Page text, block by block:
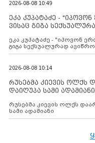
შეწყვეტის შეთანხმებას.
ოკუპირებულ რეგიონებში,
მილიტარიზაციის
დგამს ნაბიჯებს მათი
2026-08-08 10:49
ეკა კუპატაძე -
ვისაც გიგა
ეკა კუპატაძე - "იპოვონ
გიგა სექსუალურად
2026-08-08 10:14
რუსებმა კიევის ოლქს
დაიღუპა სამი ადამიანი
რუსებმა კიევის ოლქს
სამი ადამიანი